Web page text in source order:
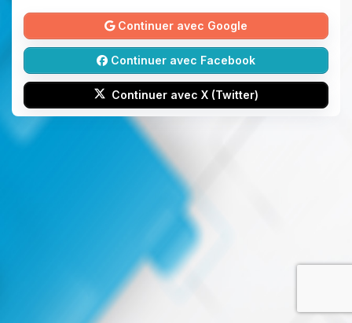
Continuer avec Google
Continuer avec Facebook
Continuer avec X (Twitter)